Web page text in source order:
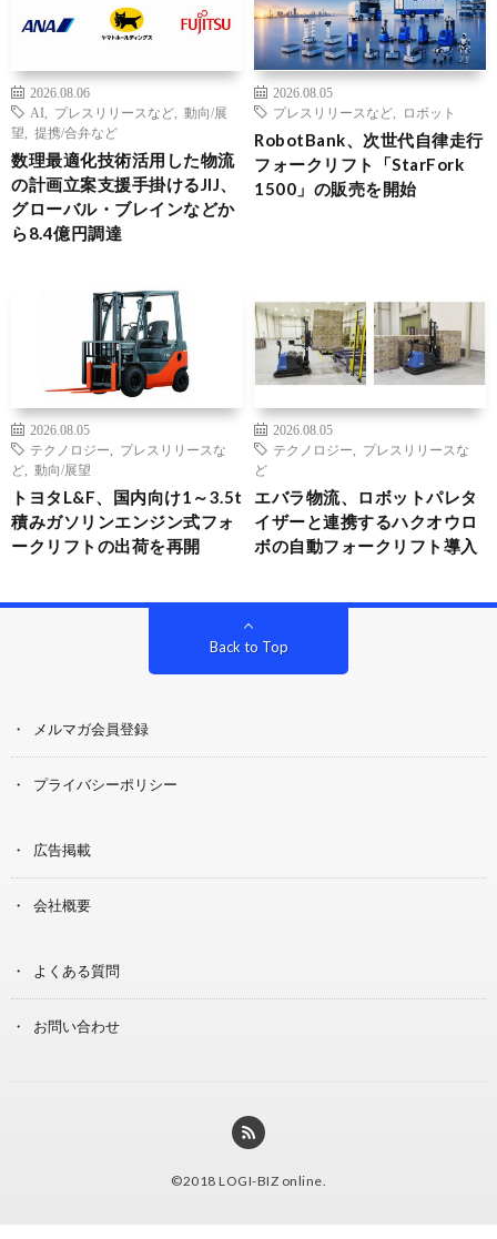
2026.08.06
AI
プレスリリースなど
動向/展
望
提携/合弁など
数理最適化技術活用した物流
の計画立案支援手掛けるJIJ、
グローバル・ブレインなどか
ら8.4億円調達
2026.08.05
プレスリリースなど
ロボット
RobotBank、次世代自律走行
フォークリフト「StarFork
1500」の販売を開始
2026.08.05
テクノロジー
プレスリリースな
ど
動向/展望
トヨタL&F、国内向け1～3.5t
積みガソリンエンジン式フォ
ークリフトの出荷を再開
2026.08.05
テクノロジー
プレスリリースな
ど
エバラ物流、ロボットパレタ
イザーと連携するハクオウロ
ボの自動フォークリフト導入
Back to Top
メルマガ会員登録
プライバシーポリシー
広告掲載
会社概要
よくある質問
お問い合わせ
©2018 LOGI-BIZ online.